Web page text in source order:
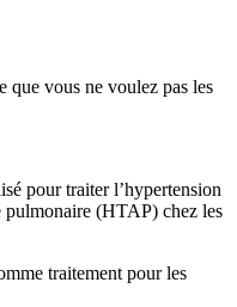
que vous ne voulez pas les
pour traiter l’hypertension
pulmonaire (HTAP) chez les
traitement pour les